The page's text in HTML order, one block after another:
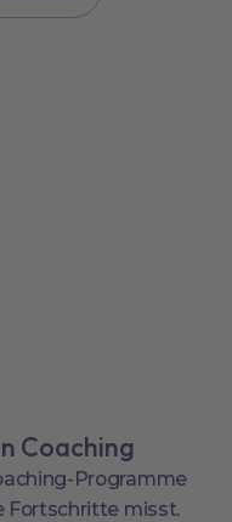
Coaching
Programme
Fortschritte misst.